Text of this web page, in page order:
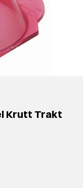
Krutt Trakt